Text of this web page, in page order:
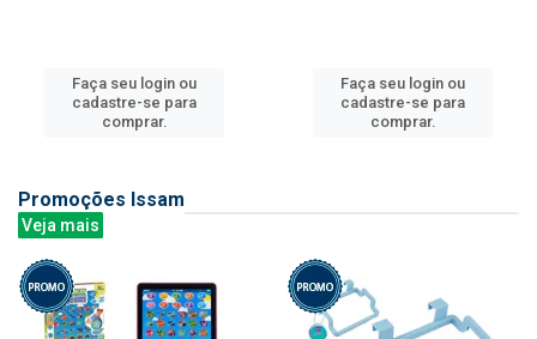
Faça seu login ou
cadastre-se para
comprar.
Faça seu login ou
cadastre-se para
comprar.
Promoções Issam
Veja mais